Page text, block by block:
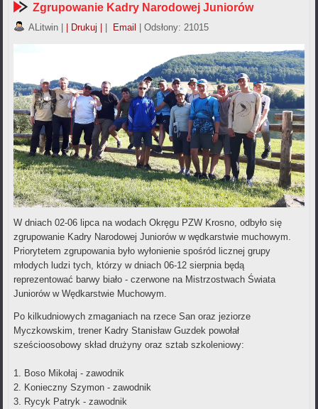
Zgrupowanie Kadry Narodowej Juniorów
ALitwin | Drukuj | Email | Odsłony: 21015
W dniach 02-06 lipca na wodach Okręgu PZW Krosno, odbyło się
zgrupowanie Kadry Narodowej Juniorów w wędkarstwie muchowym.
Priorytetem zgrupowania było wyłonienie spośród licznej grupy
młodych ludzi tych, którzy w dniach 06-12 sierpnia będą
reprezentować barwy biało - czerwone na Mistrzostwach Świata
Juniorów w Wędkarstwie Muchowym.
Po kilkudniowych zmaganiach na rzece San oraz jeziorze
Myczkowskim, trener Kadry Stanisław Guzdek powołał
sześcioosobowy skład drużyny oraz sztab szkoleniowy:
1. Boso Mikołaj - zawodnik
2. Konieczny Szymon - zawodnik
3. Rycyk Patryk - zawodnik